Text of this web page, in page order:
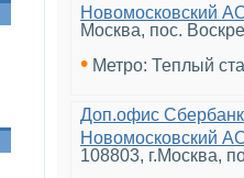
Новомосковский
Москва, пос.
• Метро: Теплый
Доп.офис
Новомосковский
108803, г.Москва,